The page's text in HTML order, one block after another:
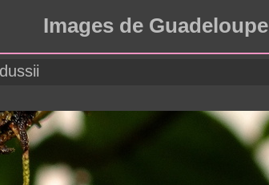
Images de Guadeloupe